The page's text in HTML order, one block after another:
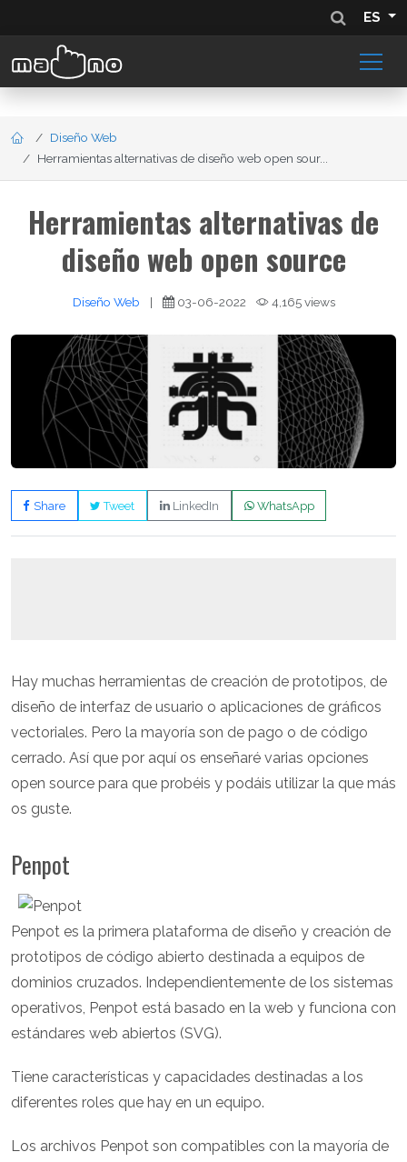
ES
Diseño Web
Herramientas alternativas de diseño web open sour...
Herramientas alternativas de
diseño web open source
Diseño Web | 03-06-2022 4,165 views
Share Tweet LinkedIn WhatsApp
Hay muchas herramientas de creación de prototipos, de
diseño de interfaz de usuario o aplicaciones de gráficos
vectoriales. Pero la mayoría son de pago o de código
cerrado. Así que por aquí os enseñaré varias opciones
open source para que probéis y podáis utilizar la que más
os guste.
Penpot
Penpot es la primera plataforma de diseño y creación de
prototipos de código abierto destinada a equipos de
dominios cruzados. Independientemente de los sistemas
operativos, Penpot está basado en la web y funciona con
estándares web abiertos (SVG).
Tiene características y capacidades destinadas a los
diferentes roles que hay en un equipo.
Los archivos Penpot son compatibles con la mayoría de